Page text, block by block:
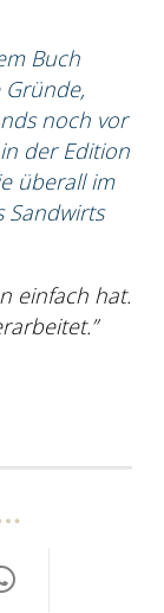
Buch
noch vor
der Edition
überall im
einfach hat.